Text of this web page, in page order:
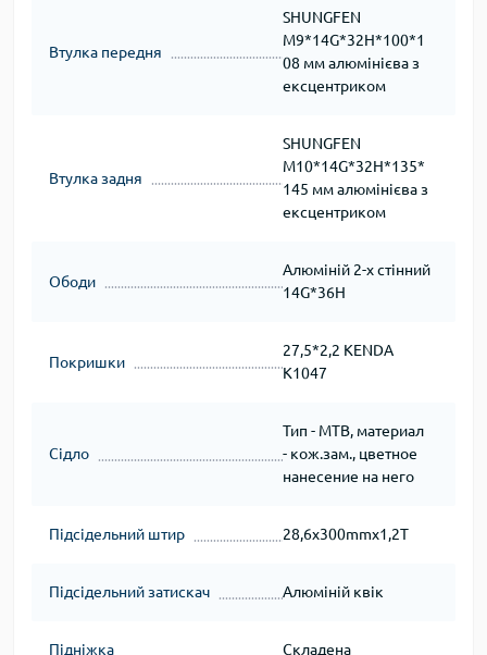
Втулка передня
SHUNGFEN
M9*14G*32H*100*1
08 мм алюмінієва з
ексцентриком
Втулка задня
SHUNGFEN
M10*14G*32H*135*
145 мм алюмінієва з
ексцентриком
Ободи
Алюміній 2-х стінний
14G*36H
Покришки
27,5*2,2 KENDA
K1047
Сідло
Тип - MTB, материал
- кож.зам., цветное
нанесение на него
Підсідельний штир 28,6х300mmх1,2T
Підсідельний затискач Алюміній квік
Підніжка Складена